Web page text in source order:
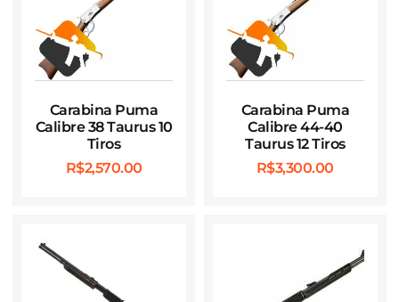
Carabina Puma
Calibre 38 Taurus 10
Tiros
R$2,570.00
Carabina Puma
Calibre 44-40
Taurus 12 Tiros
R$3,300.00